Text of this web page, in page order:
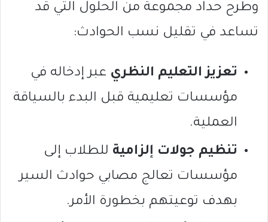
وطرح حداد مجموعة من الحلول التي قد
تساعد في تقليل نسب الحوادث:
تعزيز التعليم النظري عبر إدخاله في
مؤسسات تعليمية قبل البدء بالسياقة
العملية.
تنظيم جولات إلزامية للطلاب إلى
مؤسسات تعالج مصابي حوادث السير
بهدف توعيتهم بخطورة الأمر.